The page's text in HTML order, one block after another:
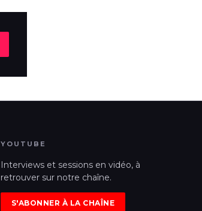
YOUTUBE
Interviews et sessions en vidéo, à
retrouver sur notre chaîne.
S'ABONNER À LA CHAÎNE